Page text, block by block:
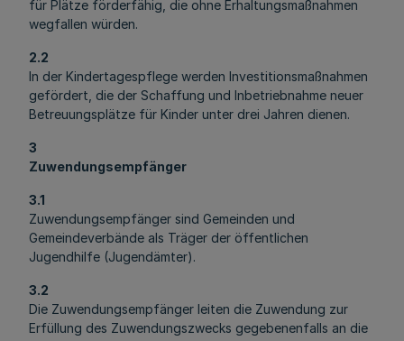
für Plätze förderfähig, die ohne Erhaltungsmaßnahmen
wegfallen würden.
2.2
In der Kindertagespflege werden Investitionsmaßnahmen
gefördert, die der Schaffung und Inbetriebnahme neuer
Betreuungsplätze für Kinder unter drei Jahren dienen.
3
Zuwendungsempfänger
3.1
Zuwendungsempfänger sind Gemeinden und
Gemeindeverbände als Träger der öffentlichen
Jugendhilfe (Jugendämter).
3.2
Die Zuwendungsempfänger leiten die Zuwendung zur
Erfüllung des Zuwendungszwecks gegebenenfalls an die